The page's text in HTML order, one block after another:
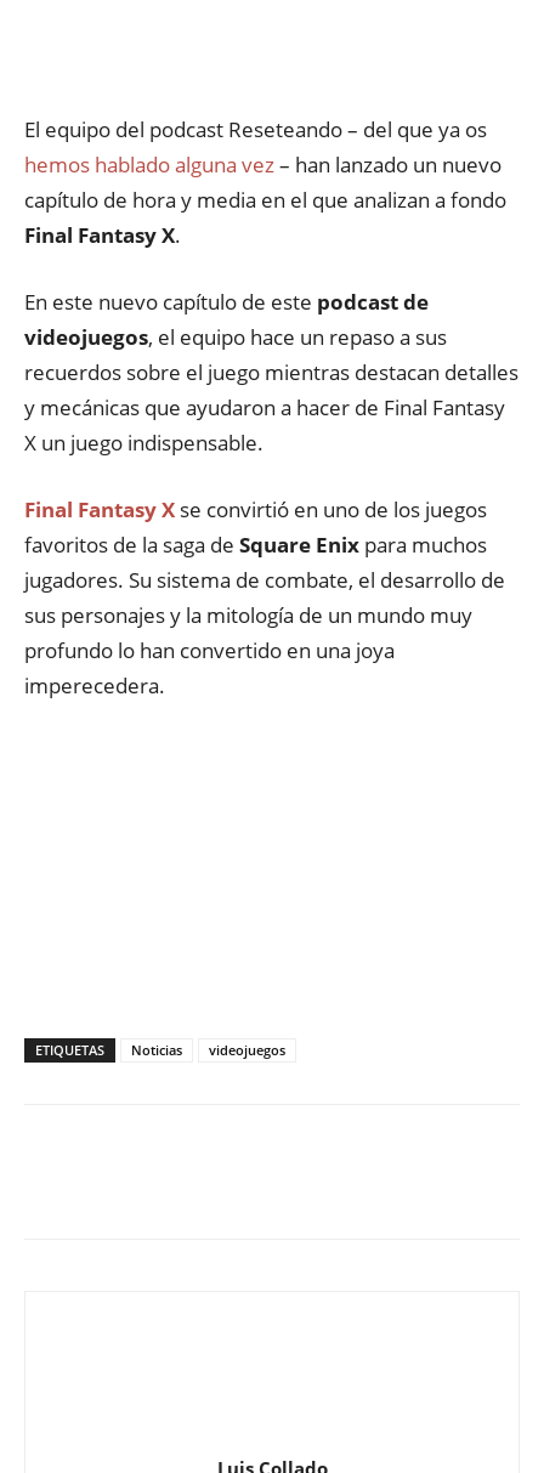
El equipo del podcast Reseteando – del que ya os
hemos hablado alguna vez– han lanzado un nuevo
capítulo de hora y media en el que analizan a fondo
Final Fantasy X.
En este nuevo capítulo de este podcast de
videojuegos, el equipo hace un repaso a sus
recuerdos sobre el juego mientras destacan detalles
y mecánicas que ayudaron a hacer de Final Fantasy
X un juego indispensable.
Final Fantasy X se convirtió en uno de los juegos
favoritos de la saga de Square Enix para muchos
jugadores. Su sistema de combate, el desarrollo de
sus personajes y la mitología de un mundo muy
profundo lo han convertido en una joya
imperecedera.
ETIQUETAS Noticias videojuegos
Luis Collado